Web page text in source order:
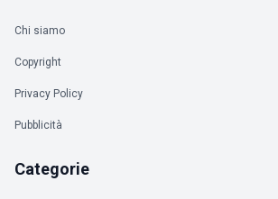
Chi siamo
Copyright
Privacy Policy
Pubblicità
Categorie